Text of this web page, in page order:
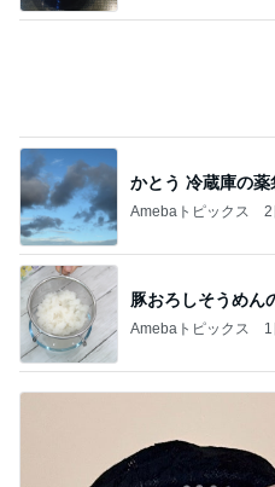
とっても新鮮だったガーリー衣装
Amebaトピックス